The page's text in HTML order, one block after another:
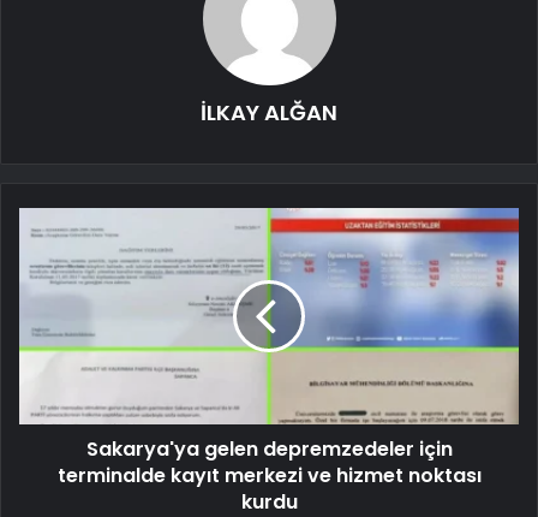
İLKAY ALĞAN
Sakarya'ya gelen depremzedeler için
terminalde kayıt merkezi ve hizmet noktası
kurdu